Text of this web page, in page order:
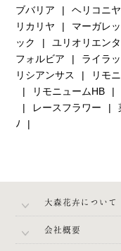
ブバリア
ヘリコニヤ
リカリヤ
マーガレ
ック
ユリオリエン
フォルビア
ライラ
リシアンサス
リモ
リモニュームHB
レースフラワー
ﾉ
大森花卉について
会社概要